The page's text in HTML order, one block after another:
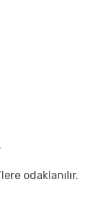
odaklanılır.